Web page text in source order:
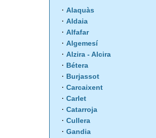
Alaquàs
Aldaia
Alfafar
Algemesí
Alzira - Alcira
Bétera
Burjassot
Carcaixent
Carlet
Catarroja
Cullera
Gandia